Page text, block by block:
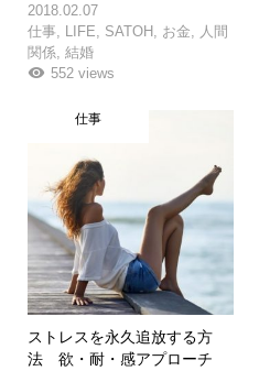
2018.02.07
仕事
LIFE SATOH, お金
人間
関係 結婚
552 views
仕事
ストレスを永久追放する方
法 欲・耐・感アプローチ